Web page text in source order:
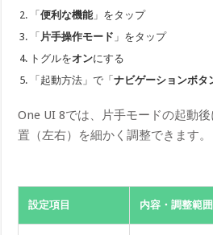
「便利な機能 」をタップ
「 片手操作モード 」をタップ
トグルをオンにする
「起動方法」で「ナビゲーションボタ
One UI 8では、片手モードの起動
置（左右）を細かく調整できます。
設定項目 内容・調整範囲